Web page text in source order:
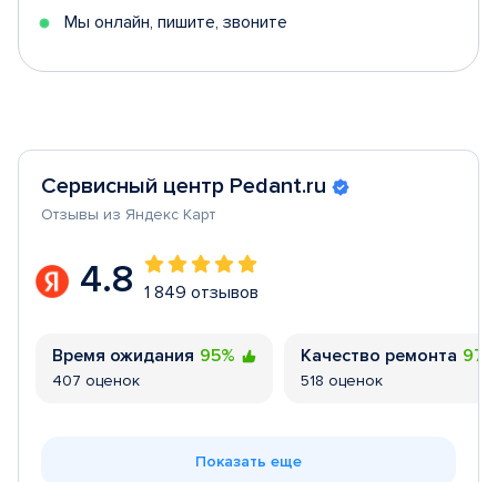
Мы онлайн, пишите, звоните
Сервисный центр Pedant.ru
Отзывы из Яндекс Карт
4.8 1 849 отзывов
Время ожидания 95%
407 оценок
Качество ремонта
518 оценок
Показать еще